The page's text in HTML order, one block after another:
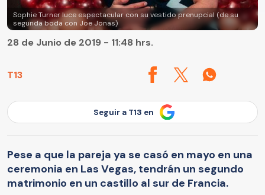
Sophie Turner luce espectacular con su vestido prenupcial (de su
segunda boda con Joe Jonas)
T13
28 de Junio de 2019 - 11:48 hrs.
Seguir a T13 en
Pese a que la pareja ya se casó en mayo en una
ceremonia en Las Vegas, tendrán un segundo
matrimonio en un castillo al sur de Francia.